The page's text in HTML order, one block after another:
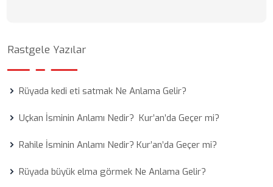
Rastgele Yazılar
Rüyada kedi eti satmak Ne Anlama Gelir?
Uçkan İsminin Anlamı Nedir? Kur’an’da Geçer mi?
Rahile İsminin Anlamı Nedir? Kur’an’da Geçer mi?
Rüyada büyük elma görmek Ne Anlama Gelir?